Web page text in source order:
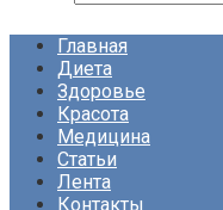
Главная
Диета
Здоровье
Красота
Медицина
Статьи
Лента
Контакты